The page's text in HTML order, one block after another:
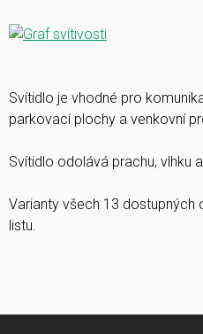
Svítidlo je vhodné pro
parkovací plochy a venkovní
Svítidlo odolává prachu, vlhku
Varianty všech 13
listu.